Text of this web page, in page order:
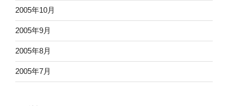
2005年10月
2005年9月
2005年8月
2005年7月